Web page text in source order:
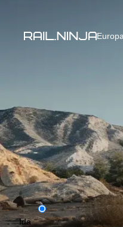
Europa
Ida